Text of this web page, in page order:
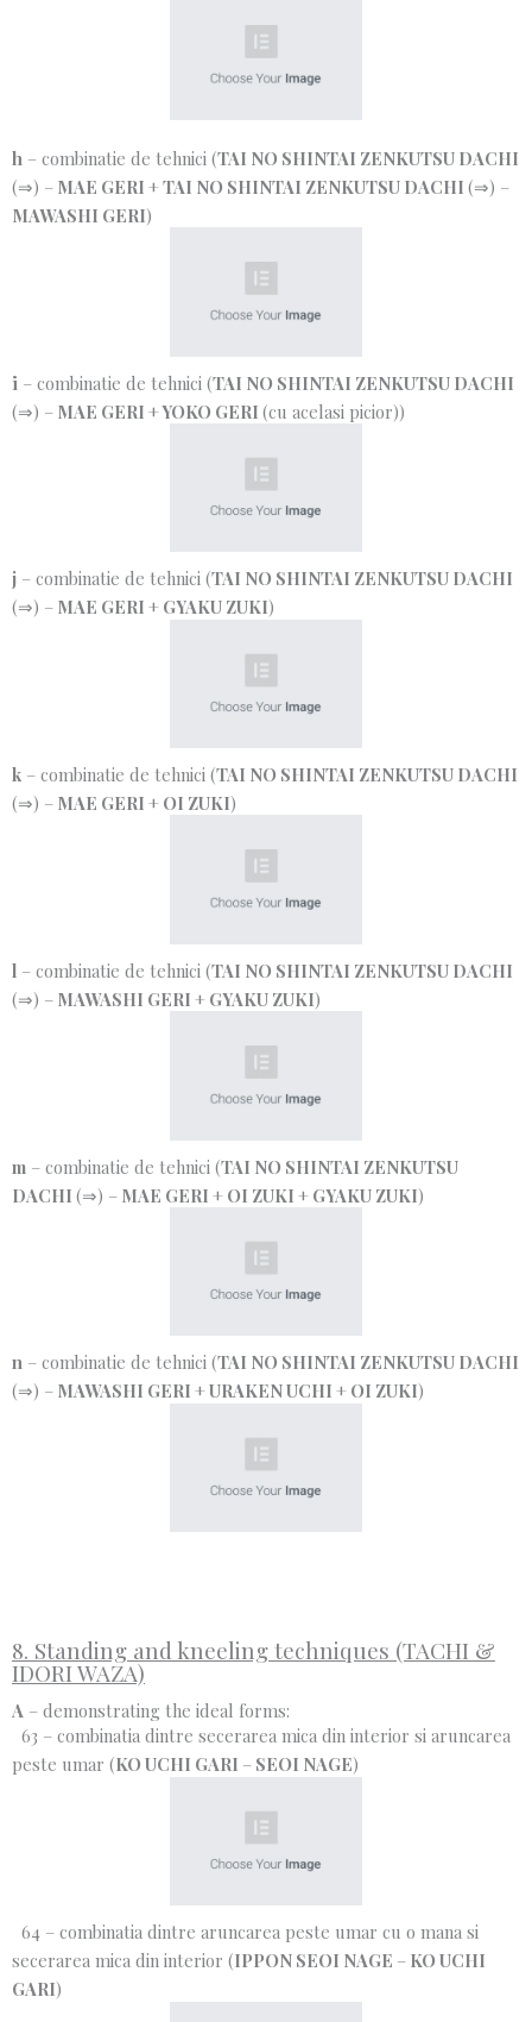
h – combinatie de tehnici (TAI NO SHINTAI ZENKUTSU DACHI
(⇒) – MAE GERI +TAI NO SHINTAI ZENKUTSU DACHI (⇒) –
MAWASHI GERI)
i – combinatie de tehnici (TAI NO SHINTAI ZENKUTSU DACHI
(⇒) – MAE GERI +YOKO GERI (cu acelasi picior))
j – combinatie de tehnici (TAI NO SHINTAI ZENKUTSU DACHI
(⇒) – MAE GERI + GYAKU ZUKI)
k – combinatie de tehnici (TAI NO SHINTAI ZENKUTSU DACHI
(⇒) – MAE GERI + OI ZUKI)
l – combinatie de tehnici (TAI NO SHINTAI ZENKUTSU DACHI
(⇒) – MAWASHI GERI + GYAKU ZUKI)
m – combinatie de tehnici (TAI NO SHINTAI ZENKUTSU
DACHI (⇒) – MAE GERI + OI ZUKI + GYAKU ZUKI)
n – combinatie de tehnici (TAI NO SHINTAI ZENKUTSU DACHI
(⇒) – MAWASHI GERI +URAKEN UCHI + OI ZUKI)
8. Standing and kneeling techniques (TACHI &
IDORI WAZA)
A – demonstrating the ideal forms:
63 – combinatia dintre secerarea mica din interior si aruncarea
peste umar (KO UCHI GARI – SEOI NAGE)
64 – combinatia dintre aruncarea peste umar cu o mana si
secerarea mica din interior (IPPON SEOI NAGE – KO UCHI
GARI)